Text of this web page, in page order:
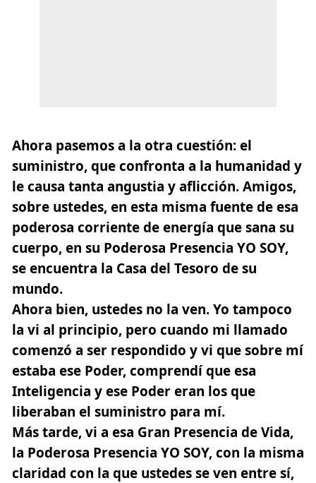
Ahora pasemos a la otra cuestión: el
suministro, que confronta a la humanidad y
le causa tanta angustia y aflicción. Amigos,
sobre ustedes, en esta misma fuente de esa
poderosa corriente de energía que sana su
cuerpo, en su Poderosa Presencia YO SOY,
se encuentra la Casa del Tesoro de su
mundo.
Ahora bien, ustedes no la ven. Yo tampoco
la vi al principio, pero cuando mi llamado
comenzó a ser respondido y vi que sobre mí
estaba ese Poder, comprendí que esa
Inteligencia y ese Poder eran los que
liberaban el suministro para mí.
Más tarde, vi a esa Gran Presencia de Vida,
la Poderosa Presencia YO SOY, con la misma
claridad con la que ustedes se ven entre sí,